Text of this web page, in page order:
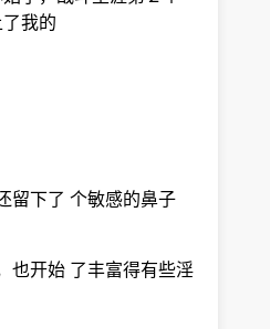
我的
留下了 个敏感的鼻子
也开始 了丰富得有些淫